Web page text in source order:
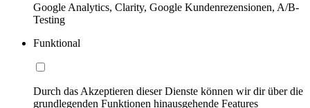
Google Analytics, Clarity, Google Kundenrezensionen, A/B-
Testing
Funktional
Durch das Akzeptieren dieser Dienste können wir dir über die
grundlegenden Funktionen hinausgehende Features